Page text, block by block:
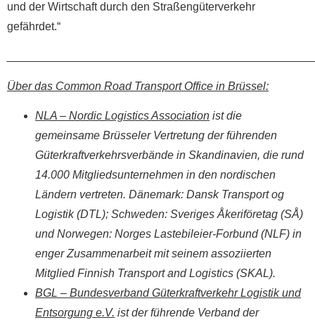
und der Wirtschaft durch den Straßengüterverkehr
gefährdet.“
Über das Common Road Transport Office in Brüssel:
NLA – Nordic Logistics Association ist die
gemeinsame Brüsseler Vertretung der führenden
Güterkraftverkehrsverbände in Skandinavien, die rund
14.000 Mitgliedsunternehmen in den nordischen
Ländern vertreten. Dänemark: Dansk Transport og
Logistik (DTL); Schweden: Sveriges Åkeriföretag (SÅ)
und Norwegen: Norges Lastebileier-Forbund (NLF) in
enger Zusammenarbeit mit seinem assoziierten
Mitglied Finnish Transport and Logistics (SKAL).
BGL – Bundesverband Güterkraftverkehr Logistik und
Entsorgung e.V. ist der führende Verband der